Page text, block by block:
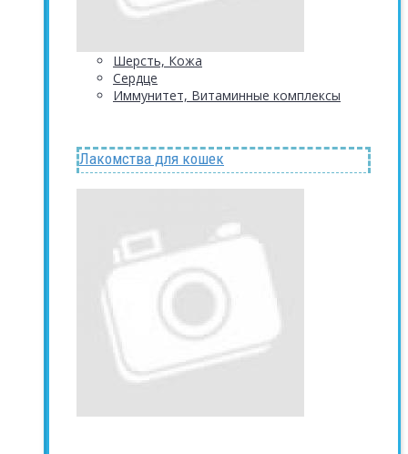
Шерсть, Кожа
Сердце
Иммунитет, Витаминные комплексы
Лакомства для кошек